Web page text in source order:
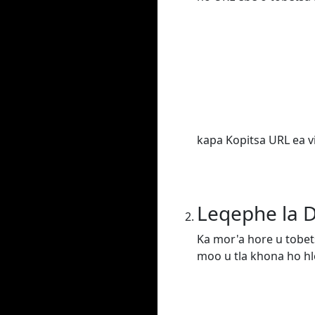
kapa Kopitsa URL ea
Leqephe la
Ka mor'a hore u
moo u tla khona ho